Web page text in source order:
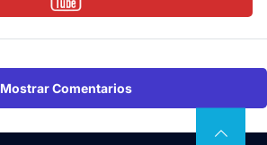
Mostrar Comentarios